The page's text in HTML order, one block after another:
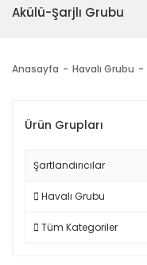
Akülü-Şarjlı Grubu
Anasayfa Havalı Grubu
Ürün Grupları
Şartlandırıcılar
Havalı Grubu
Tüm Kategoriler